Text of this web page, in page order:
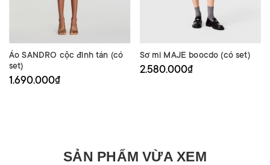
Áo SANDRO cộc đinh tán (có
set)
1.690.000₫
Sơ mi MAJE boocdo (có set)
2.580.000₫
SẢN PHẨM VỪA XEM